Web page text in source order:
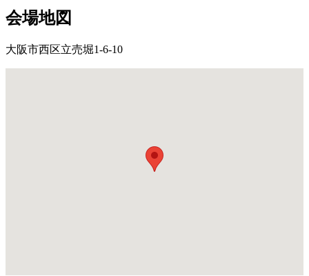
会場地図
大阪市西区立売堀1-6-10